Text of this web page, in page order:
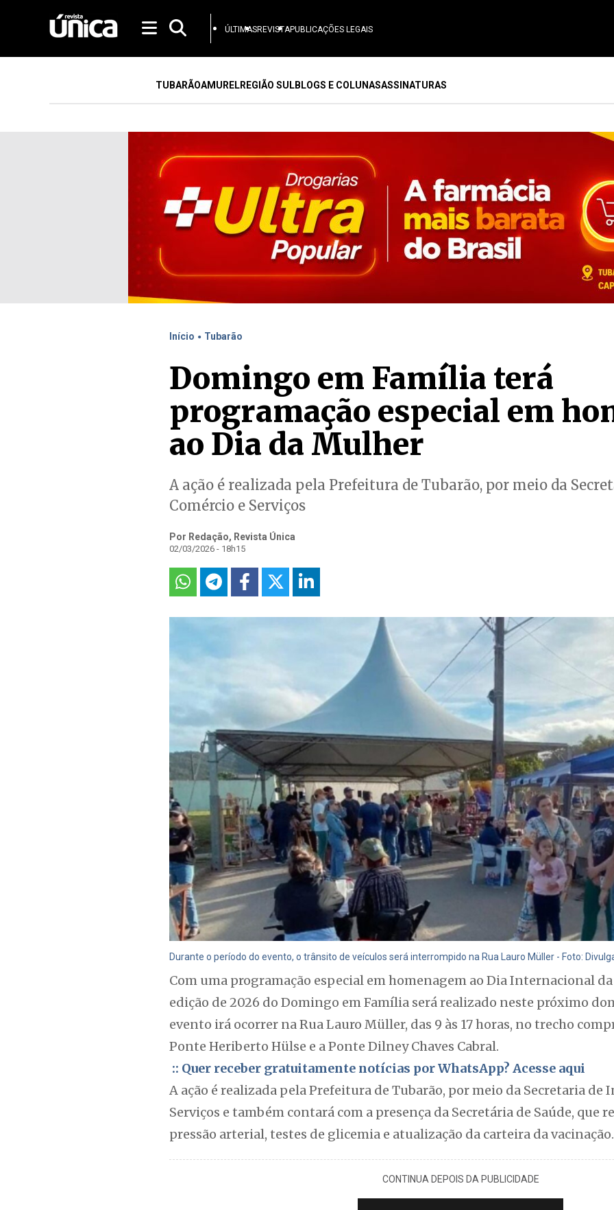
ÚLTIMASREVISTAPUBLICAÇÕES LEGAIS
TUBARÃOAMURELREGIÃO SULBLOGS E COLUNASASSINATURAS
Início . Tubarão
Domingo em Família terá
programação especial em
ao Dia da Mulher
A ação é realizada pela Prefeitura de Tubarão, por meio da
Comércio e Serviços
Por Redação, Revista Única
02/03/2026 - 18h15
Durante o período do evento, o trânsito de veículos será interrompido na Rua Lauro Müller - Foto:
Com uma programação especial em homenagem ao Dia Internacional
edição de 2026 do Domingo em Família será realizado neste próximo
evento irá ocorrer na Rua Lauro Müller, das 9 às 17 horas, no trecho
Ponte Heriberto Hülse e a Ponte Dilney Chaves Cabral.
:: Quer receber gratuitamente notícias por WhatsApp? Acesse aqui
A ação é realizada pela Prefeitura de Tubarão, por meio da Secretaria de
Serviços e também contará com a presença da Secretária de Saúde, que
pressão arterial, testes de glicemia e atualização da carteira da vacinação.
CONTINUA DEPOIS DA PUBLICIDADE